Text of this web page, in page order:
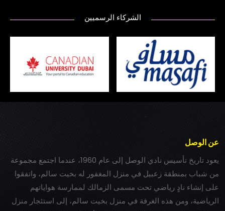
الشركاء الرسميين
عن الوصل
يعود تاريخ تأسيس نادي الوصل إلى عام 1960، عندما اجتمع مجموعة
من شباب بمنطقة زعبيل في منزل المغفور له بخيت سالم، واتفقوا
على إنشاء نادٍ رياضي تحت مسمى الزمالك لممارسة هواياتهم
الرياضية، ومن هذه الغرفة في منزل بخيت سالم، إلى استئجار منزل